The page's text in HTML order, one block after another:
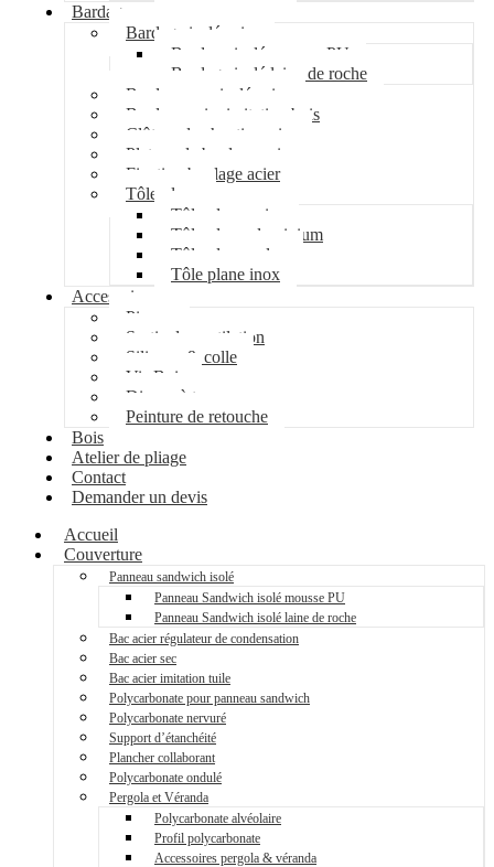
Bardage
Bardage isolé acier
Bardage isolé mousse PU
Bardage isolé laine de roche
Bardage non isolé acier
Bardage acier imitation bois
Clôture de chantier acier
Plateau de bardage acier
Fixation bardage acier
Tôle plane
Tôle plane acier
Tôle plane aluminium
Tôle plane galva
Tôle plane inox
Accessoires
Pipeco
Sortie de ventilation
Silicone & colle
Vis Bois
Disque à tronçonner
Peinture de retouche
Bois
Atelier de pliage
Contact
Demander un devis
Accueil
Couverture
Panneau sandwich isolé
Panneau Sandwich isolé mousse PU
Panneau Sandwich isolé laine de roche
Bac acier régulateur de condensation
Bac acier sec
Bac acier imitation tuile
Polycarbonate pour panneau sandwich
Polycarbonate nervuré
Support d’étanchéité
Plancher collaborant
Polycarbonate ondulé
Pergola et Véranda
Polycarbonate alvéolaire
Profil polycarbonate
Accessoires pergola & véranda